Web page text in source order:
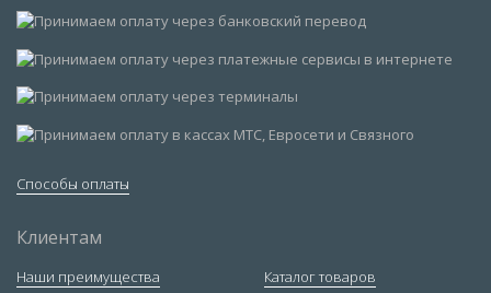
Способы оплаты
Клиентам
Наши преимущества
Каталог товаров